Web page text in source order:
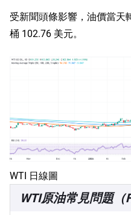
受新聞頭條影響，油價當天
桶 102.76 美元。
WTI 日線圖
WTI原油常見問題（